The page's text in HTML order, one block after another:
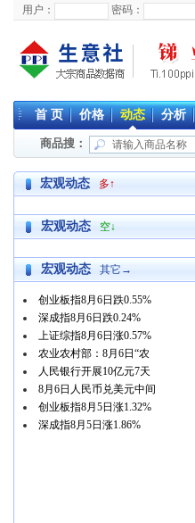
用户： 密码：
首 页 价格 动态 分析
商品搜：
宏观动态 多↑
宏观动态 空↓
宏观动态 其它→
创业板指8月6日跌0.55%
深成指8月6日跌0.24%
上证综指8月6日涨0.57%
农业农村部：8月6日“农
人民银行开展10亿元7天
8月6日人民币兑美元中间
创业板指8月5日涨1.32%
深成指8月5日涨1.86%